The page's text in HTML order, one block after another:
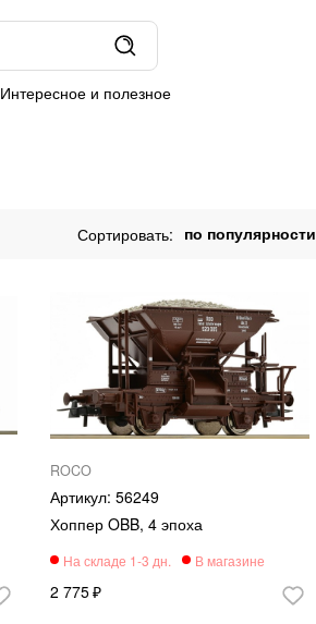
Интересное и полезное
по популярности
ROCO
56249
Хоппер OBB, 4 эпоха
2 775